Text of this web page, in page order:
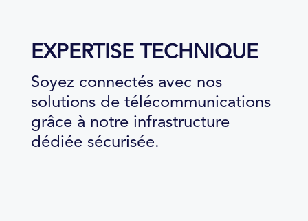
EXPERTISE TECHNIQUE
Soyez connectés avec nos
solutions de télécommunications
grâce à notre infrastructure
dédiée sécurisée.